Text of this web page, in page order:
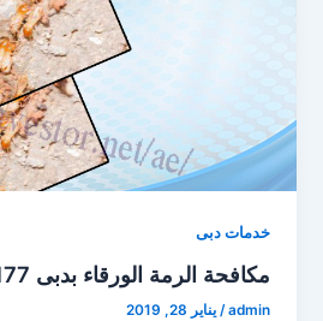
خدمات دبى
مكافحة الرمة الورقاء بدبى 0502025177
admin
/يناير 28, 2019